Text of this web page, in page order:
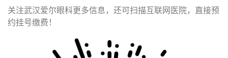
关注武汉爱尔眼科更多信息，还可扫描互联网医院，直接预
约挂号缴费！